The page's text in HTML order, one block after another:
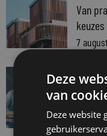
Van
7
VAN
Deze
van
Deze website